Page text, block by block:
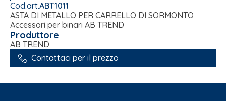
Cod.art.ABT1011
ASTA DI METALLO PER CARRELLO DI SORMONTO
Accessori per binari AB TREND
Produttore
AB TREND
Contattaci per il prezzo